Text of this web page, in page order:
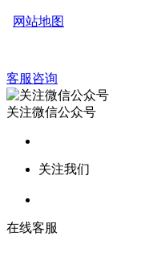
网站地图
客服咨询
关注微信公众号
关注我们
在线客服